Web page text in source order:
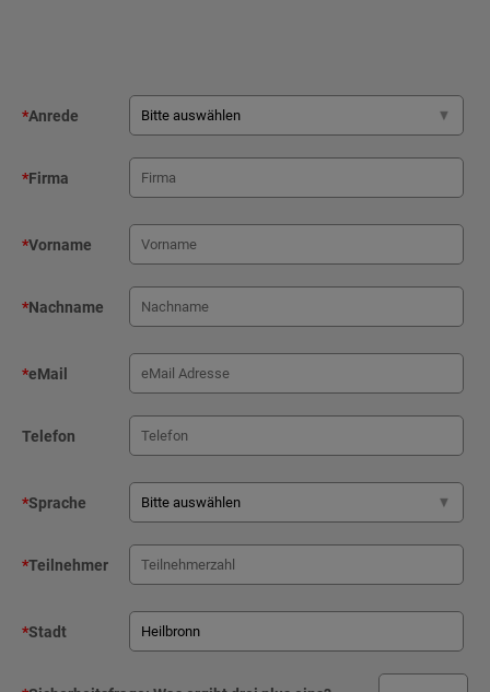
*Anrede
*Firma
*Vorname
*Nachname
*eMail
Telefon
*Sprache
*Teilnehmer
*Stadt